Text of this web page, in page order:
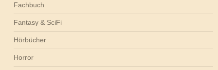
Fachbuch
Fantasy & SciFi
Hörbücher
Horror